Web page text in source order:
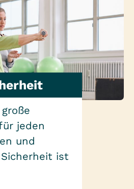
jeden
und
ist